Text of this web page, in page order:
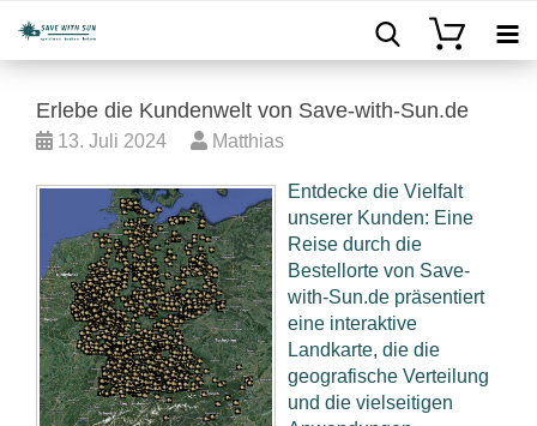
Erlebe die Kundenwelt von Save-with-Sun.de
13. Juli 2024 Matthias
Entdecke die Vielfalt
unserer Kunden: Eine
Reise durch die
Bestellorte von Save-
with-Sun.de präsentiert
eine interaktive
Landkarte, die die
geografische Verteilung
und die vielseitigen